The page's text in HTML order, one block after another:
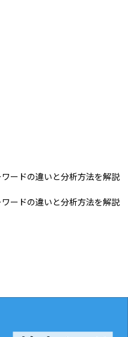
ードの違いと分析方法を解説
ードの違いと分析方法を解説